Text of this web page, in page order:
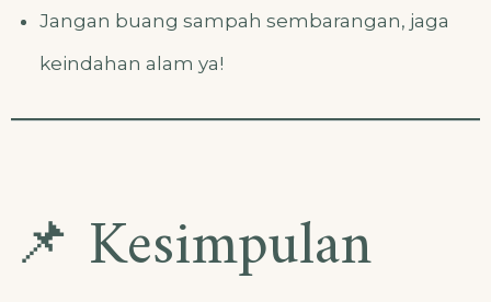
Jangan buang sampah sembarangan, jaga
keindahan alam ya!
📌 Kesimpulan